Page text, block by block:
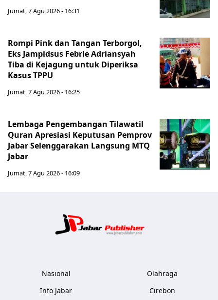
Jumat, 7 Agu 2026 - 16:31
Rompi Pink dan Tangan Terborgol,
Eks Jampidsus Febrie Adriansyah
Tiba di Kejagung untuk Diperiksa
Kasus TPPU
Jumat, 7 Agu 2026 - 16:25
Lembaga Pengembangan Tilawatil
Quran Apresiasi Keputusan Pemprov
Jabar Selenggarakan Langsung MTQ
Jabar
Jumat, 7 Agu 2026 - 16:09
Nasional
Info Jabar
Olahraga
Cirebon